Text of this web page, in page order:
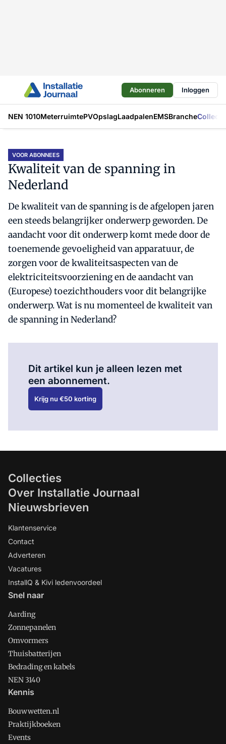
Abonneren Inloggen
NEN 1010MeterruimtePVOpslagLaadpalenEMSBranche
VOOR ABONNEES
Kwaliteit van de spanning in
Nederland
De kwaliteit van de spanning is de afgelopen jaren
een steeds belangrijker onderwerp geworden. De
aandacht voor dit onderwerp komt mede door de
toenemende gevoeligheid van apparatuur, de
zorgen voor de kwaliteitsaspecten van de
elektriciteitsvoorziening en de aandacht van
(Europese) toezichthouders voor dit belangrijke
onderwerp. Wat is nu momenteel de kwaliteit van
de spanning in Nederland?
Dit artikel kun je alleen lezen met
een abonnement.
Krijg nu €50 korting
Collecties
Over Installatie Journaal
Nieuwsbrieven
Klantenservice
Contact
Adverteren
Vacatures
InstallQ & Kivi ledenvoordeel
Snel naar
Aarding
Zonnepanelen
Omvormers
Thuisbatterijen
Bedrading en kabels
NEN 3140
Kennis
Bouwwetten.nl
Praktijkboeken
Events